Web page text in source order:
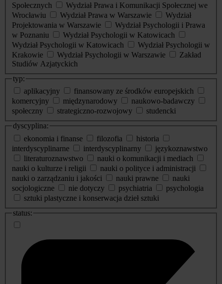
Społecznych
Wydział Prawa i Komunikacji Społecznej we
Wrocławiu
Wydział Prawa w Warszawie
Wydział
Projektowania w Warszawie
Wydział Psychologii i Prawa
w Poznaniu
Wydział Psychologii w Katowicach
Wydział Psychologii w Katowicach
Wydział Psychologii w
Krakowie
Wydział Psychologii w Warszawie
Zakład
Studiów Azjatyckich
typ:
aplikacyjny
finansowany ze środków europejskich
komercyjny
międzynarodowy
naukowo-badawczy
społeczny
strategiczno-rozwojowy
studencki
dyscyplina:
ekonomia i finanse
filozofia
historia
interdyscyplinarne
interdyscyplinarny
językoznawstwo
literaturoznawstwo
nauki o komunikacji i mediach
nauki o kulturze i religii
nauki o polityce i administracji
nauki o zarządzaniu i jakości
nauki prawne
nauki
socjologiczne
nie dotyczy psychiatria
psychologia
sztuki plastyczne i konserwacja dzieł sztuki
status: